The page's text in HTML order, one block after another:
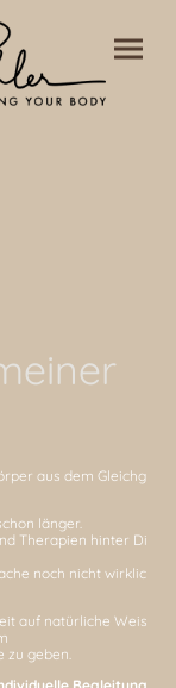
aus dem Gleichg
länger.
Therapien hinter Di
noch nicht wirklic
auf natürliche Weis
zu geben.